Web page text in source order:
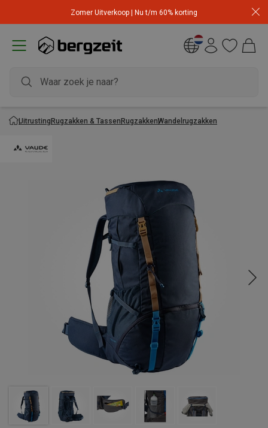
Zomer Uitverkoop | Nu t/m 60% korting
UitrustingRugzakken & TassenRugzakkenWandelrugzakken